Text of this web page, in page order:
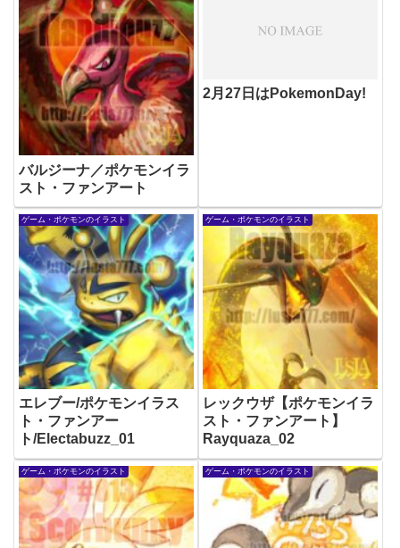
バルジーナ／ポケモンイラ
スト・ファンアート
2月27日はPokemonDay!
ゲーム・ポケモンのイラスト
エレブー/ポケモンイラス
ト・ファンアー
ト/Electabuzz_01
ゲーム・ポケモンのイラスト
レックウザ【ポケモンイラ
スト・ファンアート】
Rayquaza_02
ゲーム・ポケモンのイラスト ゲーム・ポケモンのイラスト